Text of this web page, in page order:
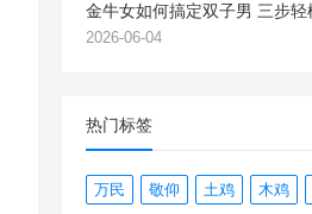
金牛女如何搞定双子男 三步轻
2026-06-04
热门标签
万民 敬仰 土鸡 木鸡